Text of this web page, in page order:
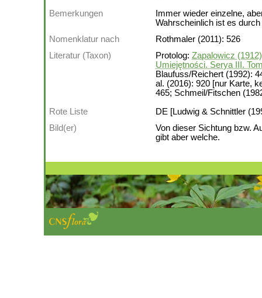
Bemerkungen
Immer wieder einzelne,
Wahrscheinlich ist es
Nomenklatur nach
Rothmaler (2011): 526
Literatur (Taxon)
Protolog: Zapalowicz
Umiejętności. Serya III.
Blaufuss/Reichert (1992):
al. (2016): 920 [nur Karte,
465; Schmeil/Fitschen
Rote Liste
DE [Ludwig & Schnittler
Bild(er)
Von dieser Sichtung bzw.
gibt aber welche.